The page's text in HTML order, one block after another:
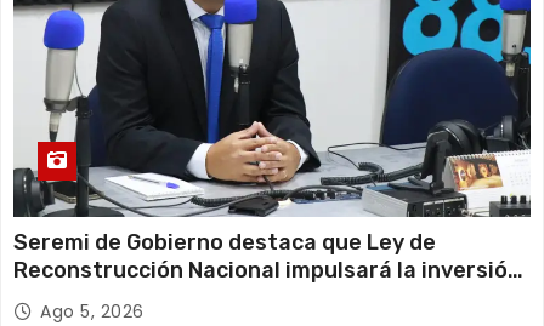
Seremi de Gobierno destaca que Ley de
Reconstrucción Nacional impulsará la inversión
y el empleo en Tarapacá
Ago 5, 2026